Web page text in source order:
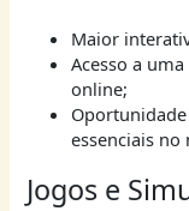
Maior
Acesso a
online;
essenciais
Jogos e